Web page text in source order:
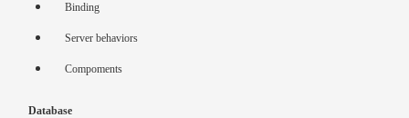
Binding
Server behaviors
Compoments
Database